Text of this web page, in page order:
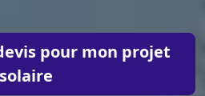
pour mon projet
solaire